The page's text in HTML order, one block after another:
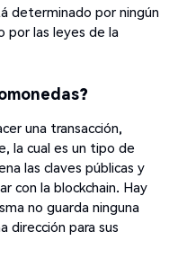
determinado por ningún
por las leyes de la
una transacción,
la cual es un tipo de
las claves públicas y
con la blockchain. Hay
no guarda ninguna
dirección para sus